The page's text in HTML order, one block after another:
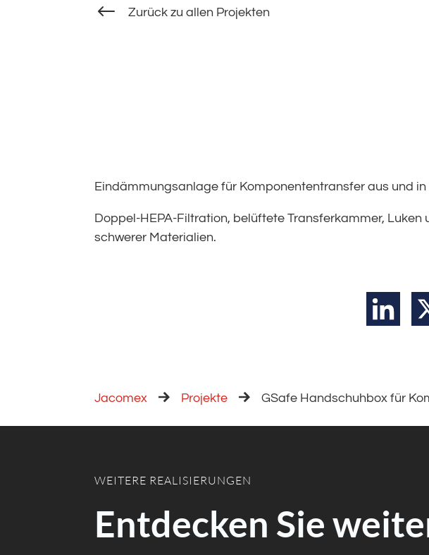
# Zurück zu allen Projekten
Eindämmungsanlage für Komponententransfer aus und
Doppel-HEPA-Filtration, belüftete Transferkammer,
schwerer Materialien.
Jacomex Projekte GSafe Handschuhbox für
WEITERE REALISIERUNGEN
Entdecken Sie